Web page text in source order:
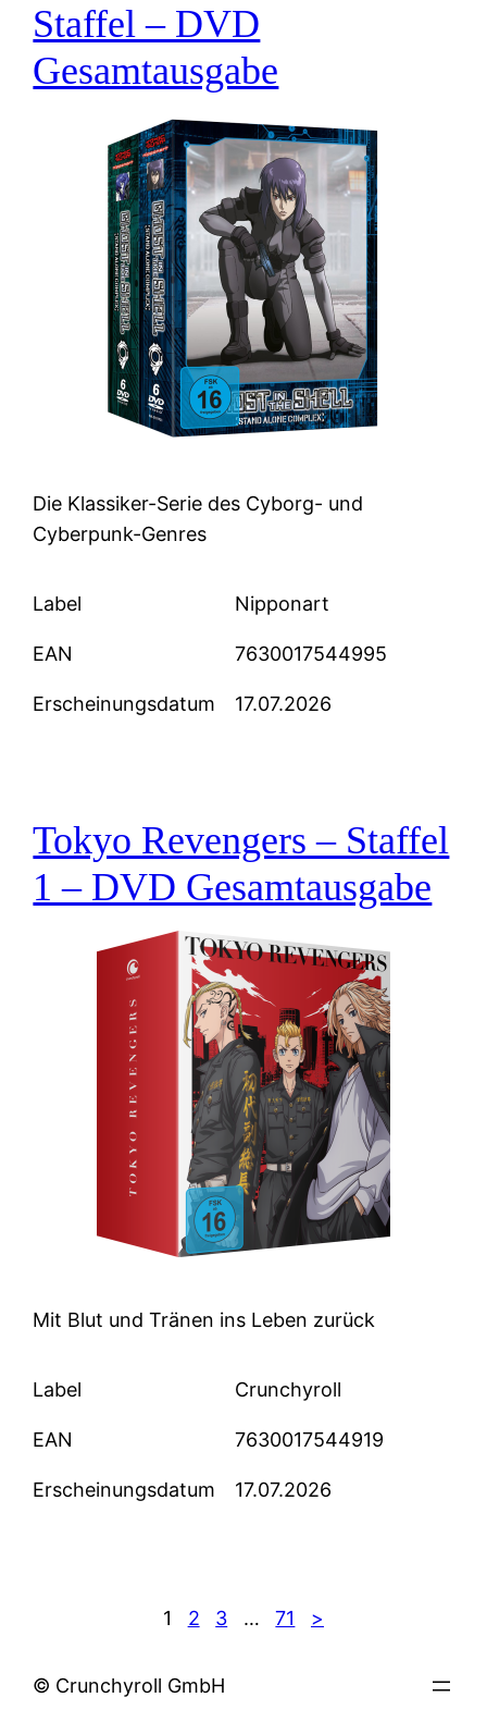
Staffel – DVD
Gesamtausgabe
Die Klassiker-Serie des Cyborg- und
Cyberpunk-Genres
Label Nipponart
EAN 7630017544995
Erscheinungsdatum 17.07.2026
Tokyo Revengers – Staffel
1 – DVD Gesamtausgabe
Mit Blut und Tränen ins Leben zurück
Label Crunchyroll
EAN 7630017544919
Erscheinungsdatum 17.07.2026
1 2 3 … 71 >
© Crunchyroll GmbH